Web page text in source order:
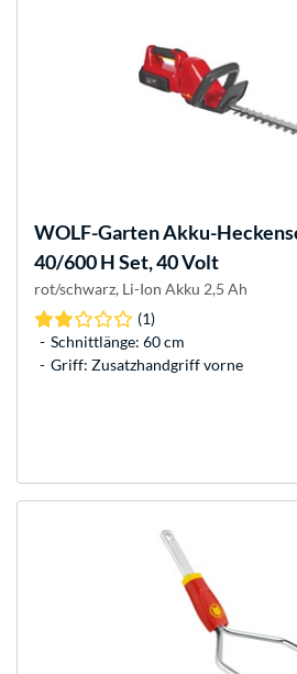
WOLF-GartenAkku-
40/600 H Set, 40 Volt
rot/schwarz, Li-Ion Akku 2,5 Ah
(1)
Schnittlänge: 60 cm
Griff: Zusatzhandgriff vorne